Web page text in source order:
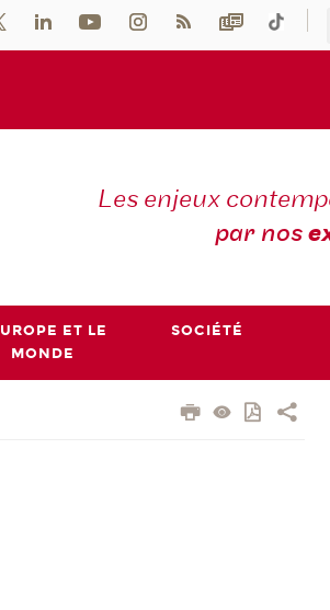
Les enjeux
par nos
ET LE
MONDE
SOCIÉTÉ